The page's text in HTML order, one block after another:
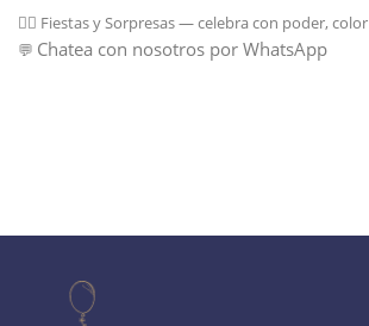
🦸‍♂️ Fiestas y Sorpresas— celebra con poder, color
💬 Chatea con nosotros por WhatsApp